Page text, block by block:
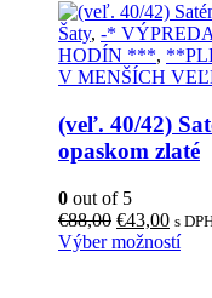
Šaty, -*
HODÍN ***,
V MENŠÍCH
(veľ. 40/42)
opaskom zlaté
0 out of 5
€88,00 Pôvodná
cena
€43,00
cena
s
Výber možnostíTento